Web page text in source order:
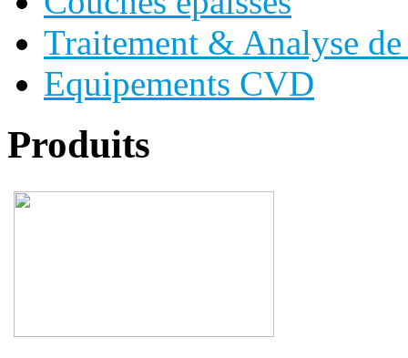
Traitement & Analyse
Equipements CVD
Produits